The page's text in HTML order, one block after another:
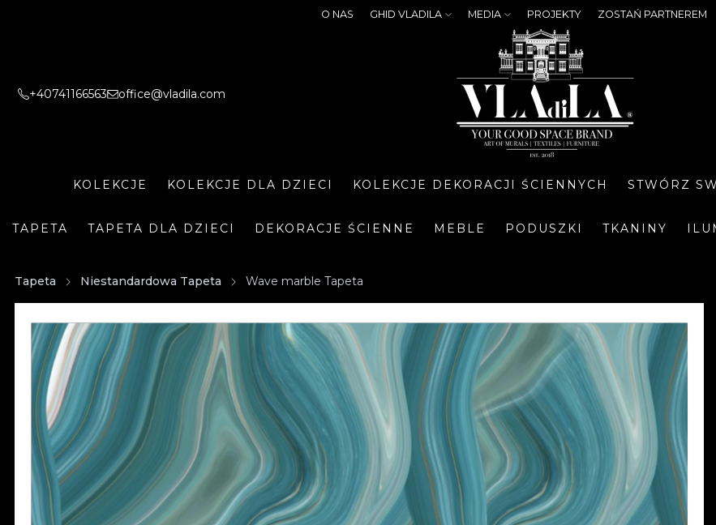
O NAS GHID VLADILA MEDIA PROJEKTY ZOSTAŃ PARTNEREM
+40741166563 office@vladila.com
KOLEKCJE KOLEKCJE DLA DZIECI KOLEKCJE DEKORACJI ŚCIENNYCH STWÓRZ
TAPETA TAPETA DLA DZIECI DEKORACJE ŚCIENNE MEBLE PODUSZKI TKANINY
Tapeta Niestandardowa Tapeta Wave marble Tapeta